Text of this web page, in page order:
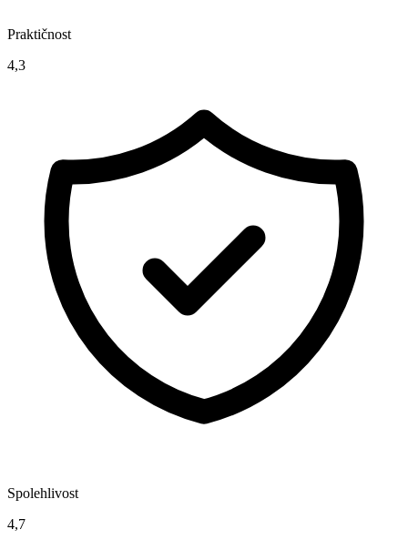
Praktičnost
4,3
Spolehlivost
4,7